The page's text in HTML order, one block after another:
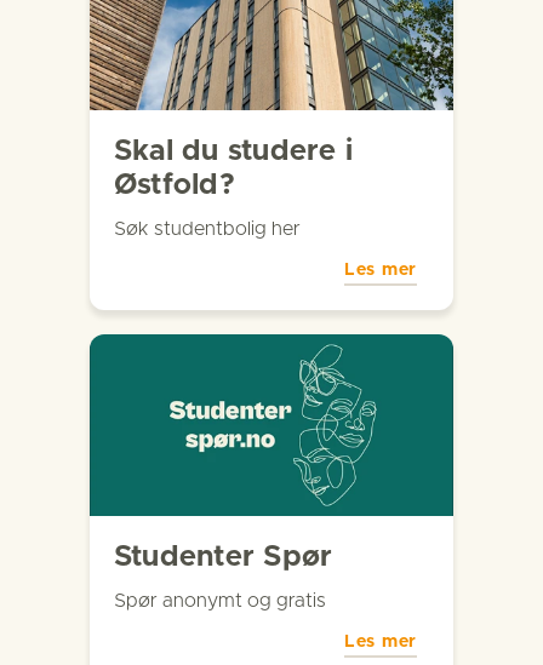
Skal du studere i
Østfold?
Søk studentbolig her
Les mer
Studenter Spør
Spør anonymt og gratis
Les mer